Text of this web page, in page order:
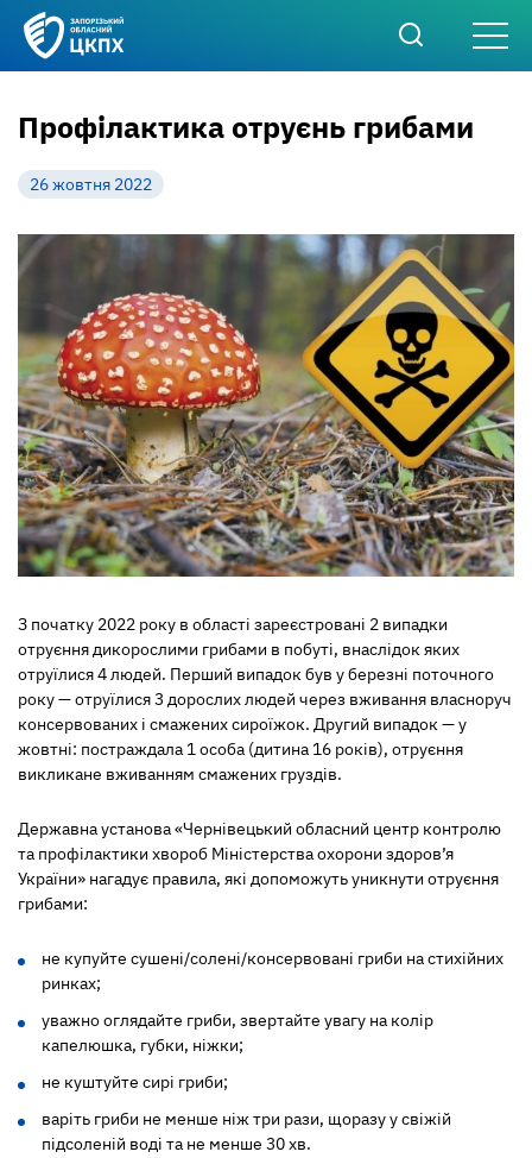
Профілактика отруєнь грибами
26 жовтня 2022
З початку 2022 року в області зареєстровані 2 випадки
отруєння дикорослими грибами в побуті, внаслідок яких
отруїлися 4 людей. Перший випадок був у березні поточного
року — отруїлися 3 дорослих людей через вживання власноруч
консервованих і смажених сироїжок. Другий випадок — у
жовтні: постраждала 1 особа (дитина 16 років), отруєння
викликане вживанням смажених груздів.
Державна установа «Чернівецький обласний центр контролю
та профілактики хвороб Міністерства охорони здоров’я
України» нагадує правила, які допоможуть уникнути отруєння
грибами:
не купуйте сушені/солені/консервовані гриби на стихійних
ринках;
уважно оглядайте гриби, звертайте увагу на колір
капелюшка, губки, ніжки;
не куштуйте сирі гриби;
варіть гриби не менше ніж три рази, щоразу у свіжій
підсоленій воді та не менше 30 хв.